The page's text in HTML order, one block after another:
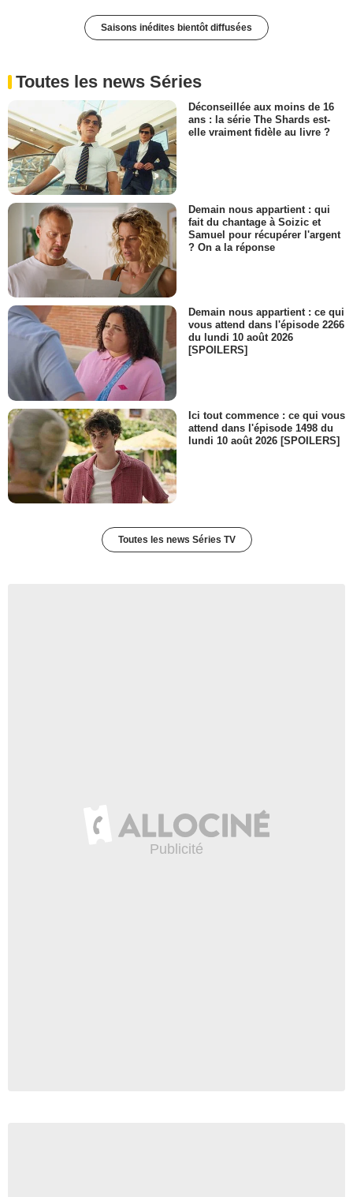
Saisons inédites bientôt diffusées
Toutes les news Séries
Déconseillée aux moins de 16
ans : la série The Shards est-
elle vraiment fidèle au livre ?
Demain nous appartient : qui
fait du chantage à Soizic et
Samuel pour récupérer l'argent
? On a la réponse
Demain nous appartient : ce qui
vous attend dans l'épisode 2266
du lundi 10 août 2026
[SPOILERS]
Ici tout commence : ce qui vous
attend dans l'épisode 1498 du
lundi 10 août 2026 [SPOILERS]
Toutes les news Séries TV